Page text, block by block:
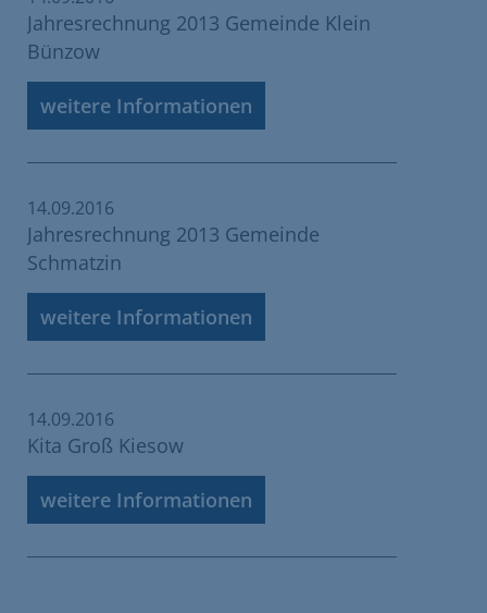
Jahresrechnung 2013 Gemeinde Klein
Bünzow
weitere Informationen
14.09.2016
Jahresrechnung 2013 Gemeinde
Schmatzin
weitere Informationen
14.09.2016
Kita Groß Kiesow
weitere Informationen